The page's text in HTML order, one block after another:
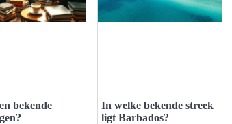
bekende
In welke bekende streek
ligt Barbados?